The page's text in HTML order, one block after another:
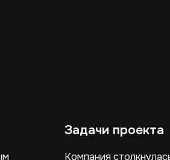
Задачи проекта
Компания